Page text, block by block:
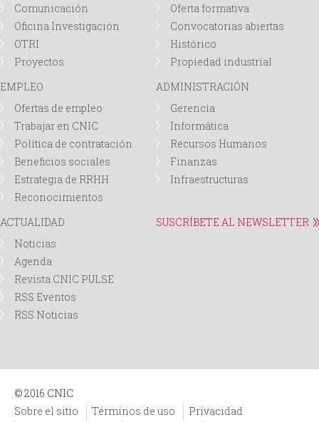
Comunicación
Oficina Investigación
OTRI
Proyectos
Oferta formativa
Convocatorias abiertas
Histórico
Propiedad industrial
EMPLEO
Ofertas de empleo
Trabajar en CNIC
Política de contratación
Beneficios sociales
Estrategia de RRHH
Reconocimientos
ADMINISTRACIÓN
Gerencia
Informática
Recursos Humanos
Finanzas
Infraestructuras
ACTUALIDAD
Noticias
Agenda
Revista CNIC PULSE
RSS Eventos
RSS Noticias
SUSCRÍBETE AL NEWSLETTER
© 2016 CNIC
Sobre el sitio
Términos de uso
Privacidad